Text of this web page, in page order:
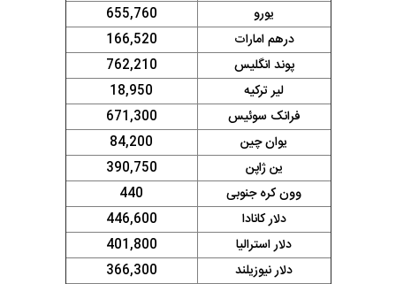
یورو
655,760
درهم امارات
166,520
پوند انگلیس
762,210
لیر ترکیه
18,950
فرانک سوئیس
671,300
یوان چین
84,200
ین ژاپن
390,750
وون کره جنوبی
440
دلار کانادا
446,600
دلار استرالیا
401,800
دلار نیوزیلند
366,300